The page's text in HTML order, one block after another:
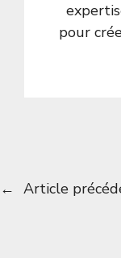
pour
← Article